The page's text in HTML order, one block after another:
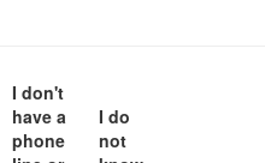
I don't
have a
phone
I do
not